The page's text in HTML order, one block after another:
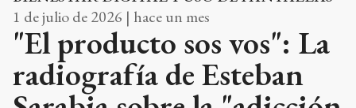
1 de julio de 2026 | hace un mes
"El producto sos vos": La
radiografía de Esteban